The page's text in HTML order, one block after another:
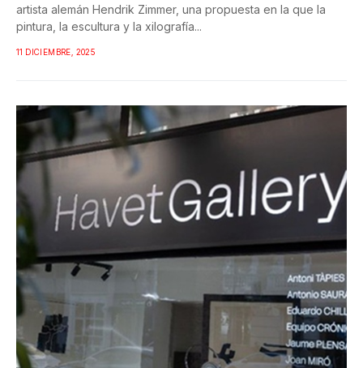
artista alemán Hendrik Zimmer, una propuesta en la que la
pintura, la escultura y la xilografía...
11 DICIEMBRE, 2025